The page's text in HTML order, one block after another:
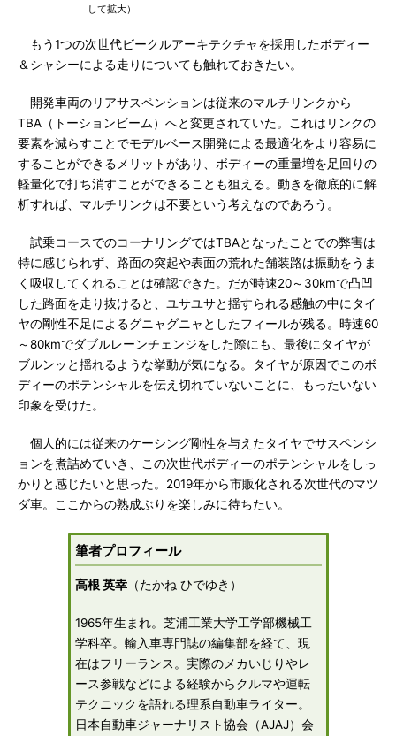
して拡大）
もう1つの次世代ビークルアーキテクチャを採用したボディー
＆シャシーによる走りについても触れておきたい。
開発車両のリアサスペンションは従来のマルチリンクから
TBA（トーションビーム）へと変更されていた。これはリンクの
要素を減らすことでモデルベース開発による最適化をより容易に
することができるメリットがあり、ボディーの重量増を足回りの
軽量化で打ち消すことができることも狙える。動きを徹底的に解
析すれば、マルチリンクは不要という考えなのであろう。
試乗コースでのコーナリングではTBAとなったことでの弊害は
特に感じられず、路面の突起や表面の荒れた舗装路は振動をうま
く吸収してくれることは確認できた。だが時速20～30kmで凸凹
した路面を走り抜けると、ユサユサと揺すられる感触の中にタイ
ヤの剛性不足によるグニャグニャとしたフィールが残る。時速60
～80kmでダブルレーンチェンジをした際にも、最後にタイヤが
ブルンッと揺れるような挙動が気になる。タイヤが原因でこのボ
ディーのポテンシャルを伝え切れていないことに、もったいない
印象を受けた。
個人的には従来のケーシング剛性を与えたタイヤでサスペンシ
ョンを煮詰めていき、この次世代ボディーのポテンシャルをしっ
かりと感じたいと思った。2019年から市販化される次世代のマツ
ダ車。ここからの熟成ぶりを楽しみに待ちたい。
筆者プロフィール
高根 英幸（たかね ひでゆき）
1965年生まれ。芝浦工業大学工学部機械工
学科卒。輸入車専門誌の編集部を経て、現
在はフリーランス。実際のメカいじりやレ
ース参戦などによる経験からクルマや運転
テクニックを語れる理系自動車ライター。
日本自動車ジャーナリスト協会（AJAJ）会